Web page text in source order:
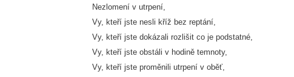
Nezlomení v utrpení,
Vy, kteří jste nesli kříž bez reptání,
Vy, kteří jste dokázali rozlišit co je podstatné,
Vy, kteří jste obstáli v hodině temnoty,
Vy, kteří jste proměnili utrpení v oběť,